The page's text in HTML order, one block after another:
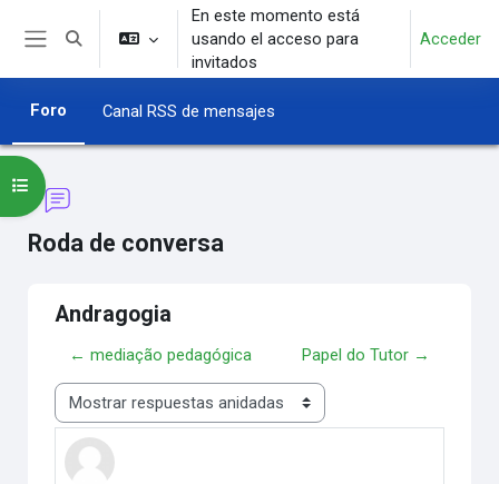
Salta al contenido principal
Selector de búsqueda de entrada
En este momento está
usando el acceso para
invitados
Acceder
Foro Canal RSS de mensajes
Roda de conversa
Abrir índice del curso
Andragogia
← mediação pedagógica Papel do Tutor →
Mostrar modo